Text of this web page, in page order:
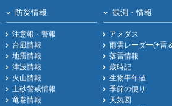
防災情報
注意報・警報
台風情報
地震情報
津波情報
火山情報
土砂警戒情報
竜巻情報
観測・情報
アメダス
雨雲レーダー(+雷
落雷情報
歳時記
生物平年値
季節の便り
天気図